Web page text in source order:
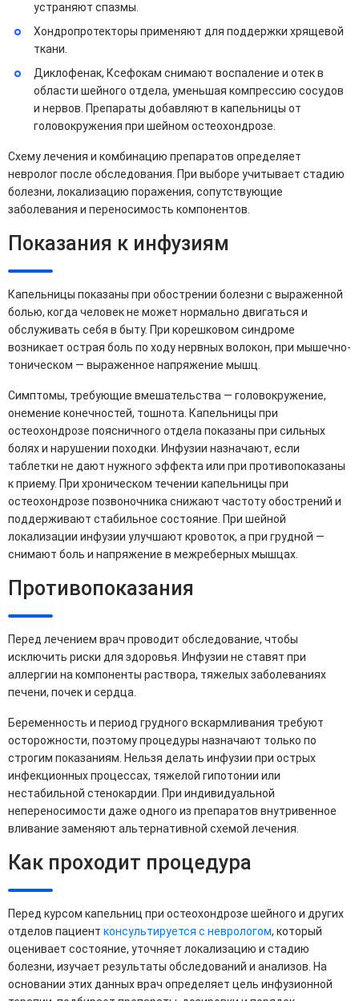
устраняют спазмы.
Хондропротекторы применяют для поддержки хрящевой
ткани.
Диклофенак, Ксефокам снимают воспаление и отек в
области шейного отдела, уменьшая компрессию сосудов
и нервов. Препараты добавляют в капельницы от
головокружения при шейном остеохондрозе.
Схему лечения и комбинацию препаратов определяет
невролог после обследования. При выборе учитывает стадию
болезни, локализацию поражения, сопутствующие
заболевания и переносимость компонентов.
Показания к инфузиям
Капельницы показаны при обострении болезни с выраженной
болью, когда человек не может нормально двигаться и
обслуживать себя в быту. При корешковом синдроме
возникает острая боль по ходу нервных волокон, при мышечно-
тоническом — выраженное напряжение мышц.
Симптомы, требующие вмешательства — головокружение,
онемение конечностей, тошнота. Капельницы при
остеохондрозе поясничного отдела показаны при сильных
болях и нарушении походки. Инфузии назначают, если
таблетки не дают нужного эффекта или при противопоказаны
к приему. При хроническом течении капельницы при
остеохондрозе позвоночника снижают частоту обострений и
поддерживают стабильное состояние. При шейной
локализации инфузии улучшают кровоток, а при грудной —
снимают боль и напряжение в межреберных мышцах.
Противопоказания
Перед лечением врач проводит обследование, чтобы
исключить риски для здоровья. Инфузии не ставят при
аллергии на компоненты раствора, тяжелых заболеваниях
печени, почек и сердца.
Беременность и период грудного вскармливания требуют
осторожности, поэтому процедуры назначают только по
строгим показаниям. Нельзя делать инфузии при острых
инфекционных процессах, тяжелой гипотонии или
нестабильной стенокардии. При индивидуальной
непереносимости даже одного из препаратов внутривенное
вливание заменяют альтернативной схемой лечения.
Как проходит процедура
Перед курсом капельниц при остеохондрозе шейного и других
отделов пациент консультируется с неврологом, который
оценивает состояние, уточняет локализацию и стадию
болезни, изучает результаты обследований и анализов. На
основании этих данных врач определяет цель инфузионной